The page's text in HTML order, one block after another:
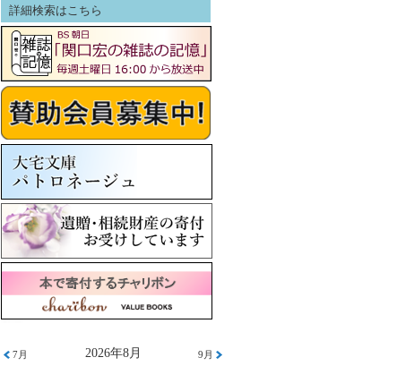
詳細検索はこちら
7月 2026年8月 9月